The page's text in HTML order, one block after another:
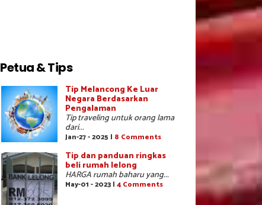
Petua & Tips
Tip Melancong Ke Luar
Negara Berdasarkan
Pengalaman
Tip traveling untuk orang lama
dari...
Jan-27 - 2025 | 8 Comments
Tip dan panduan ringkas
beli rumah lelong
HARGA rumah baharu yang...
May-01 - 2023 | 4 Comments